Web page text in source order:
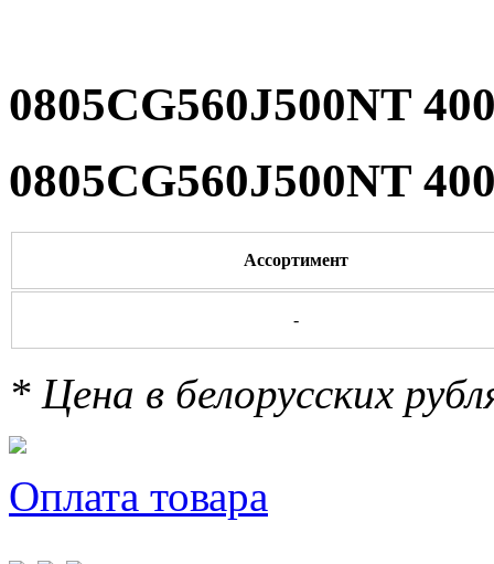
0805CG560J500NT
0805CG560J500NT
Ассортимент
-
* Цена в белорусских
Оплата товара